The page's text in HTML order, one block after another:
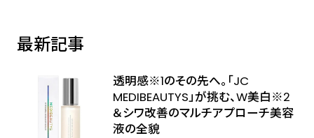
最新記事
透明感※1のその先へ――。「JC
MEDIBEAUTYS」が挑む、W美白※2
＆シワ改善のマルチアプローチ美容
液の全貌